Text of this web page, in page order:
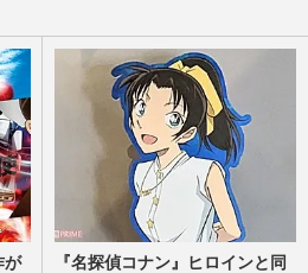
が
『名探偵コナン』ヒロインと同